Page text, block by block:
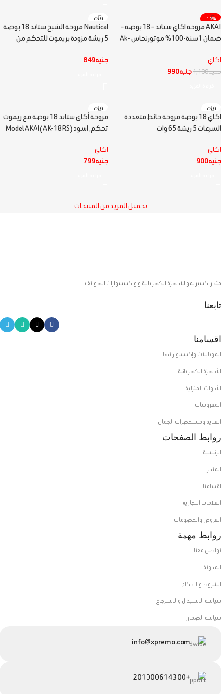
-10%
نفذت
جديد
AKAI مروحة اكاي ستاند – 18 بوصة –
ضمان 1سنة-100% موتور نحاس Ak-
اكاي
جنيه1,100جنيه990
نفذت
Nautical مروحة الشبح ستاند 18 بوصة
5 ريشة مزودة بريموت للتحكم من
جنيه849
نفذت
اكاي 18 بوصة مروحة حائط متعددة
السرعات 5 ريشة 65 وات
اكاي
جنيه900
نفذت
مروحة أكاى ستاند 18 بوصة مع ريموت
تحكم, اسود (AK-18RS)Model AKAI
اكاي
جنيه799
تحميل المزيد من المنتجات
متجر اكسبريمو للاجهزة الكهربائية و واكسسوارات الهواتف
تابعنا
اقسامنا
الموبايلات وإكسسواراتها
الأجهزة الكهربائية
الأدوات المنزلية
المفروشات
العناية ومستحضرات الجمال
روابط الصفحات
الرئيسية
المتجر
اقسامنا
العلامات التجارية
العروض والخصومات
روابط مهمة
تواصل معنا
المدونة
الشروط والاحكام
سياسة الاستبدال والاسترجاع
سياسة الضمان
info@xpremo.com
+201000614300